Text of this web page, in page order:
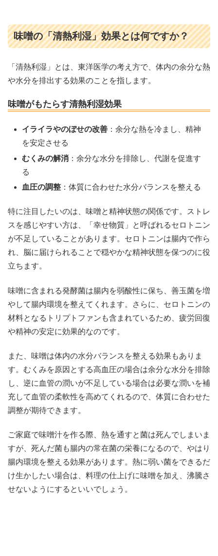
味噌の「清熱利湿」効果とは何ですか？
「清熱利湿」とは、東洋医学の考え方で、体内の余分な熱
や水分を排出する効果のことを指します。
味噌がもたらす清熱利湿効果
イライラやのぼせの改善 ：余分な熱を冷まし、精神
を安定させる
むくみの解消 ：余分な水分を排除し、代謝を促進す
る
血圧の調整 ：体質に合わせた水分バランスを整える
特に注目したいのは、味噌と精神状態の関係です。ストレ
スを感じやすい方は、「幸せ物質」と呼ばれるセロトニン
が不足していることがあります。セロトニンは腸内で作ら
れ、脳に届けられることで穏やかな精神状態を保つのに役
立ちます。
味噌に含まれる発酵菌は腸内を弱酸性に保ち、善玉菌を増
やして腸内環境を整えてくれます。さらに、セロトニンの
材料となるトリプトファンも含まれているため、疲労回復
や精神の安定に効果的なのです。
また、味噌は体内の水分バランスを整える効果もありま
す。むくみを原因とする高血圧の場合は余分な水分を排除
し、逆に血管の潤いが不足している場合は必要な潤いを補
充して血管の柔軟性を高めてくれるので、体質に合わせた
調整が期待できます。
ご家庭で味噌汁を作る際、熱を通すと菌は死んでしまいま
すが、死んだ菌も腸内の常在菌の栄養になるので、やはり
腸内環境を整える効果があります。熱に弱い菌をできるだ
け生かしたい場合は、料理の仕上げに味噌を加え、沸騰さ
せないようにするといいでしょう。